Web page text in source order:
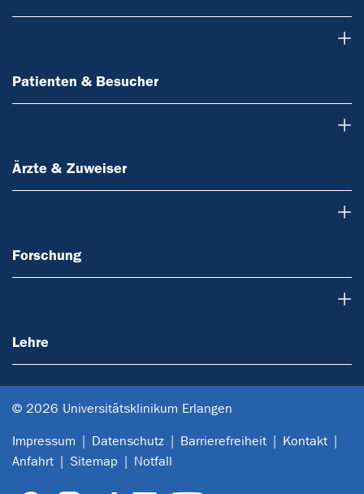
Patienten & Besucher
Ärzte & Zuweiser
Forschung
Lehre
© 2026 Universitätsklinikum Erlangen
Impressum Datenschutz Barrierefreiheit
Kontakt
Anfahrt
Sitemap Notfall